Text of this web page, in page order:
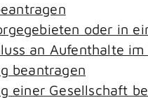
oder in
an Aufenthalte
beantragen
einer Gesellschaft